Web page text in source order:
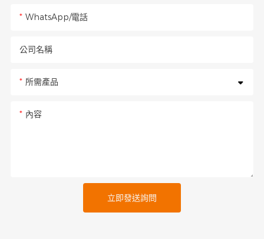
WhatsApp/電話
公司名稱
所需產品
內容
立即發送詢問